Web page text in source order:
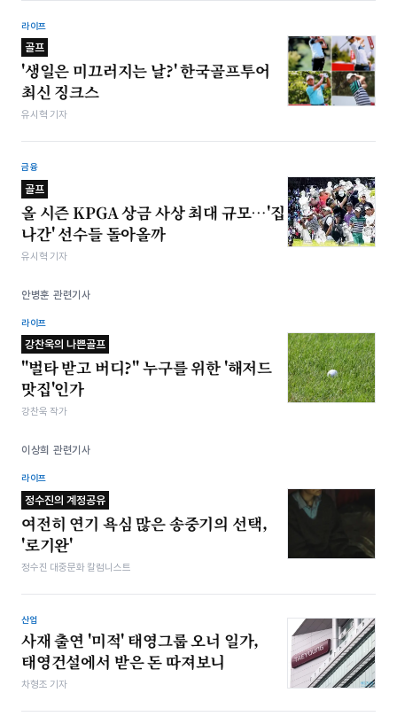
라이프
골프
'생일은 미끄러지는 날?' 한국골프투어
최신 징크스
유시혁 기자
금융
골프
올 시즌 KPGA 상금 사상 최대 규모…'집
나간' 선수들 돌아올까
유시혁 기자
안병훈 관련기사
라이프
강찬욱의 나쁜골프
"벌타 받고 버디?" 누구를 위한 '해저드
맛집'인가
강찬욱 작가
이상희 관련기사
라이프
정수진의 계정공유
여전히 연기 욕심 많은 송중기의 선택,
'로기완'
정수진 대중문화 칼럼니스트
산업
사재 출연 '미적' 태영그룹 오너 일가,
태영건설에서 받은 돈 따져보니
차형조 기자